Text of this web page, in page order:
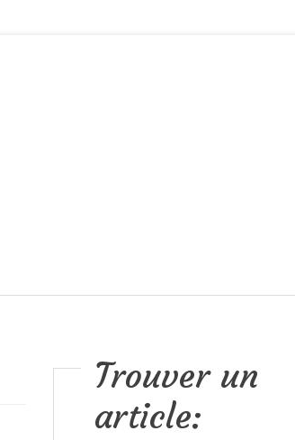
Trouver un
article: